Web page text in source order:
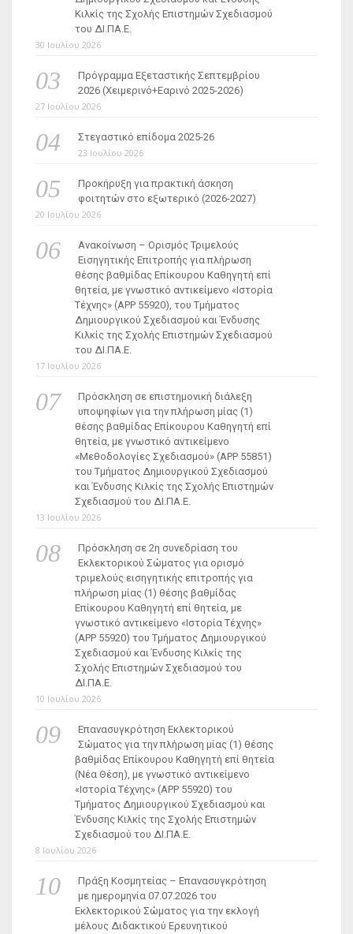
Κιλκίς της Σχολής Επιστημών Σχεδιασμού
του ΔΙ.ΠΑ.Ε.
30 Ιουλίου 2026
Πρόγραμμα Εξεταστικής Σεπτεμβρίου
2026 (Χειμερινό+Εαρινό 2025-2026)
27 Ιουλίου 2026
Στεγαστικό επίδομα 2025-26
23 Ιουλίου 2026
Προκήρυξη για πρακτική άσκηση
φοιτητών στο εξωτερικό (2026-2027)
20 Ιουλίου 2026
Ανακοίνωση – Ορισμός Τριμελούς
Εισηγητικής Επιτροπής για πλήρωση
θέσης βαθμίδας Επίκουρου Καθηγητή επί
θητεία, με γνωστικό αντικείμενο «Ιστορία
Τέχνης» (ΑΡΡ 55920), του Τμήματος
Δημιουργικού Σχεδιασμού και Ένδυσης
Κιλκίς της Σχολής Επιστημών Σχεδιασμού
του ΔΙ.ΠΑ.Ε.
17 Ιουλίου 2026
Πρόσκληση σε επιστημονική διάλεξη
υποψηφίων για την πλήρωση μίας (1)
θέσης βαθμίδας Επίκουρου Καθηγητή επί
θητεία, με γνωστικό αντικείμενο
«Μεθοδολογίες Σχεδιασμού» (ΑΡΡ 55851)
του Τμήματος Δημιουργικού Σχεδιασμού
και Ένδυσης Κιλκίς της Σχολής Επιστημών
Σχεδιασμού του ΔΙ.ΠΑ.Ε.
13 Ιουλίου 2026
Πρόσκληση σε 2η συνεδρίαση του
Εκλεκτορικού Σώματος για ορισμό
τριμελούς εισηγητικής επιτροπής για
πλήρωση μίας (1) θέσης βαθμίδας
Επίκουρου Καθηγητή επί θητεία, με
γνωστικό αντικείμενο «Ιστορία Τέχνης»
(ΑΡΡ 55920) του Τμήματος Δημιουργικού
Σχεδιασμού και Ένδυσης Κιλκίς της
Σχολής Επιστημών Σχεδιασμού του
ΔΙ.ΠΑ.Ε.
10 Ιουλίου 2026
Επανασυγκρότηση Εκλεκτορικού
Σώματος για την πλήρωση μίας (1) θέσης
βαθμίδας Επίκουρου Καθηγητή επί θητεία
(Νέα Θέση), με γνωστικό αντικείμενο
«Ιστορία Τέχνης» (ΑΡΡ 55920) του
Τμήματος Δημιουργικού Σχεδιασμού και
Ένδυσης Κιλκίς της Σχολής Επιστημών
Σχεδιασμού του ΔΙ.ΠΑ.Ε.
8 Ιουλίου 2026
Πράξη Κοσμητείας – Επανασυγκρότηση
με ημερομηνία 07.07.2026 του
Εκλεκτορικού Σώματος για την εκλογή
μέλους Διδακτικού Ερευνητικού